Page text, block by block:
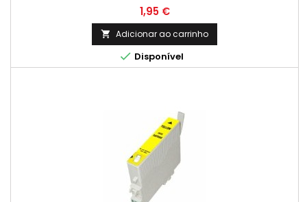
Preço
1,95 €
 Adicionar ao carrinho
 Disponível